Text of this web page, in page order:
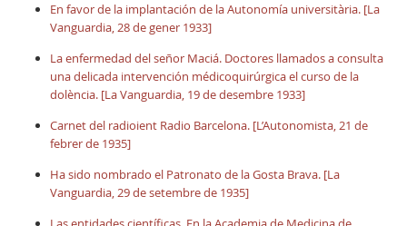
En favor de la implantación de la Autonomía universitària. [La
Vanguardia, 28 de gener 1933]
La enfermedad del señor Maciá. Doctores llamados a consulta
una delicada intervención médicoquirúrgica el curso de la
dolència. [La Vanguardia, 19 de desembre 1933]
Carnet del radioient Radio Barcelona. [L’Autonomista, 21 de
febrer de 1935]
Ha sido nombrado el Patronato de la Gosta Brava. [La
Vanguardia, 29 de setembre de 1935]